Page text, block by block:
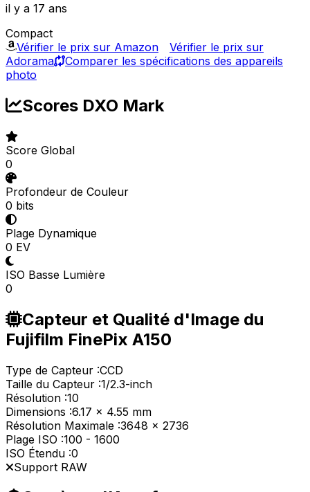
il y a 17 ans
Compact
Vérifier le prix sur Amazon
Vérifier le prix sur
Adorama
Comparer les spécifications des appareils
photo
Scores DXO Mark
Score Global
0
Profondeur de Couleur
0 bits
Plage Dynamique
0 EV
ISO Basse Lumière
0
Capteur et Qualité d'Image du
Fujifilm FinePix A150
Type de Capteur :CCD
Taille du Capteur :1/2.3-inch
Résolution :10
Dimensions :6.17 x 4.55 mm
Résolution Maximale :3648 x 2736
Plage ISO :100 - 1600
ISO Étendu :0
Support RAW